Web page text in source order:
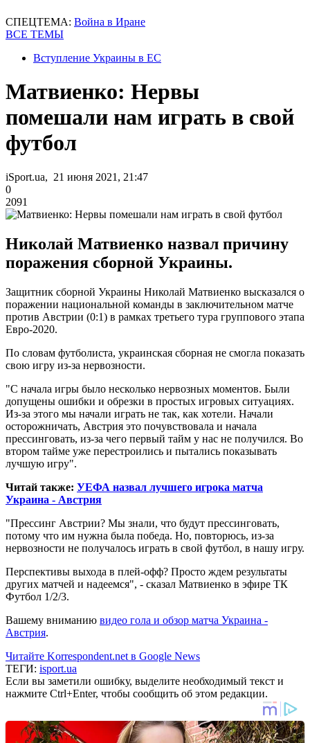
СПЕЦТЕМА: Война в Иране
ВСЕ ТЕМЫ
Вступление Украины в ЕС
Матвиенко: Нервы
помешали нам играть в свой
футбол
iSport.ua, 21 июня 2021, 21:47
0
2091
Николай Матвиенко назвал причину
поражения сборной Украины.
Защитник сборной Украины Николай Матвиенко высказался о
поражении национальной команды в заключительном матче
против Австрии (0:1) в рамках третьего тура группового этапа
Евро-2020.
По словам футболиста, украинская сборная не смогла показать
свою игру из-за нервозности.
"С начала игры было несколько нервозных моментов. Были
допущены ошибки и обрезки в простых игровых ситуациях.
Из-за этого мы начали играть не так, как хотели. Начали
осторожничать, Австрия это почувствовала и начала
прессинговать, из-за чего первый тайм у нас не получился. Во
втором тайме уже перестроились и пытались показывать
лучшую игру".
Читай также: УЕФА назвал лучшего игрока матча
Украина - Австрия
"Прессинг Австрии? Мы знали, что будут прессинговать,
потому что им нужна была победа. Но, повторюсь, из-за
нервозности не получалось играть в свой футбол, в нашу игру.
Перспективы выхода в плей-офф? Просто ждем результаты
других матчей и надеемся", - сказал Матвиенко в эфире ТК
Футбол 1/2/3.
Вашему вниманию видео гола и обзор матча Украина -
Австрия.
Читайте Korrespondent.net в Google News
ТЕГИ: isport.ua
Если вы заметили ошибку, выделите необходимый текст и
нажмите Ctrl+Enter, чтобы сообщить об этом редакции.